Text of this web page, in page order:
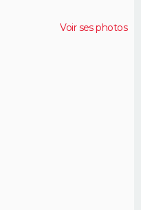
Voir ses photos